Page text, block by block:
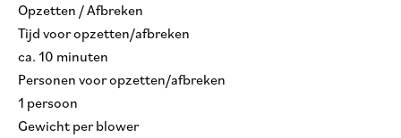
Opzetten / Afbreken
Tijd voor opzetten/afbreken
ca. 10 minuten
Personen voor opzetten/afbreken
1 persoon
Gewicht per blower